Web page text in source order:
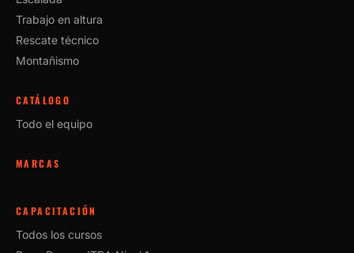
Trabajo en altura
Rescate técnico
Montañismo
CATÁLOGO
Todo el equipo
MARCAS
CAPACITACIÓN
Todos los cursos